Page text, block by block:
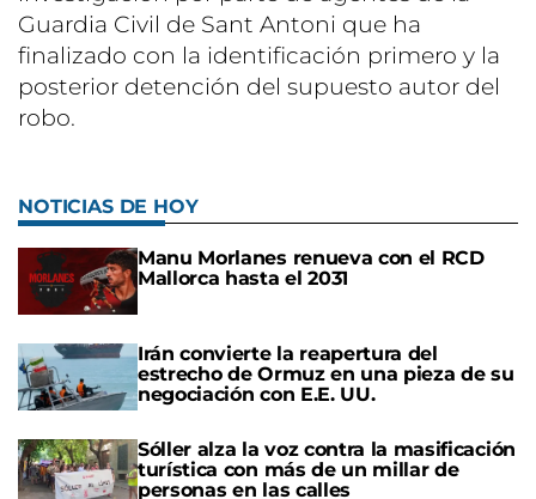
Guardia Civil de Sant Antoni que ha
finalizado con la identificación primero y la
posterior detención del supuesto autor del
robo.
NOTICIAS DE HOY
Manu Morlanes renueva con el RCD
Mallorca hasta el 2031
Irán convierte la reapertura del
estrecho de Ormuz en una pieza de su
negociación con E.E. UU.
Sóller alza la voz contra la masificación
turística con más de un millar de
personas en las calles